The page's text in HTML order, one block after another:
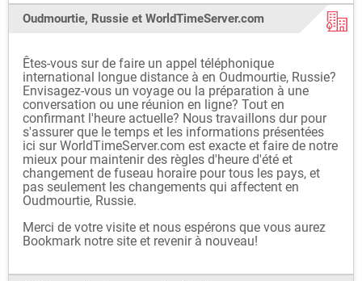
Oudmourtie, Russie et WorldTimeServer.com
Êtes-vous sur de faire un appel téléphonique
international longue distance à en Oudmourtie, Russie?
Envisagez-vous un voyage ou la préparation à une
conversation ou une réunion en ligne? Tout en
confirmant l'heure actuelle? Nous travaillons dur pour
s'assurer que le temps et les informations présentées
ici sur WorldTimeServer.com est exacte et faire de notre
mieux pour maintenir des règles d'heure d'été et
changement de fuseau horaire pour tous les pays, et
pas seulement les changements qui affectent en
Oudmourtie, Russie.
Merci de votre visite et nous espérons que vous aurez
Bookmark notre site et revenir à nouveau!